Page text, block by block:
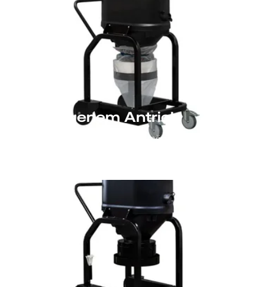
Mit eigenem Antrieb
Drehstrom und Wechselstrom möglich